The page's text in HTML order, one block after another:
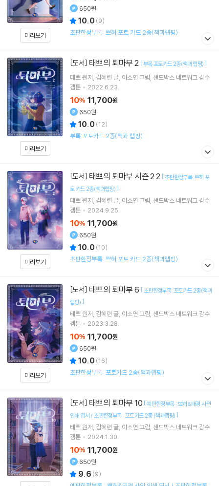
미리보기
650원
10.0 (9)
초판한정부록: 쁘허 포토 카드 2종(책과랩핑)
미리보기
[도서] 태쁘의 퇴마부 2 [부록:포토카드 2종(책과 랩핑) ]
태쁘 원저 김혜련 글 이소연 그림 샌드박스 네트워크 감수
겜툰
2022.6.23.
10% 11,700원
650원
10.0 (12)
부록:포토카드 2종(책과 랩핑)
미리보기
[도서] 태쁘의 퇴마부 시즌 2 2 [초판한정부록: 쁘허 포
토 카드 2종(책과랩핑) ]
태쁘 원저 김혜련 글 이소연 그림 샌드박스 네트워크 감수
겜툰
2024.9.25.
10% 11,700원
650원
10.0 (10)
초판한정부록: 쁘허 포토 카드 2종(책과랩핑)
미리보기
[도서] 태쁘의 퇴마부 6 [초판한정부록: 포토카드 2종(책과
랩핑) ]
태쁘 원저 김혜련 글 이소연 그림 샌드박스 네트워크 감수
겜툰
2023.3.28.
10% 11,700원
650원
10.0 (16)
초판한정부록: 포토카드 2종(책과랩핑)
[도서] 태쁘의 퇴마부 10 [예판한정부록 : 쁘허&태경 사인
인쇄 엽서 / 초판한정부록 : 포토카드 2종 (책과랩핑) ]
태쁘 원저 김혜련 글 이소연 그림 샌드박스 네트워크 감수
겜툰
2024.1.30.
10% 11,700원
650원
9.6 (9)